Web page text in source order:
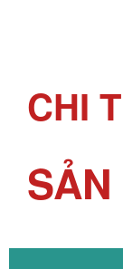
CHI